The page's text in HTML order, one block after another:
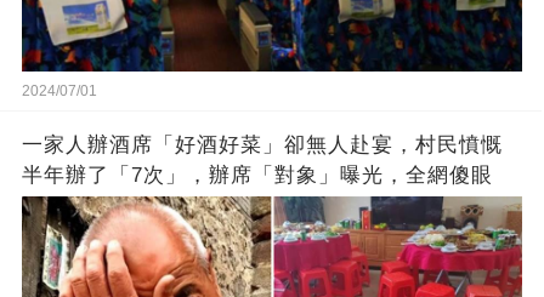
2024/07/01
一家人辦酒席「好酒好菜」卻無人赴宴，村民憤慨
半年辦了「7次」，辦席「對象」曝光，全網傻眼